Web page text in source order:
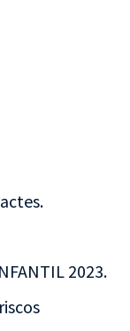
2023.